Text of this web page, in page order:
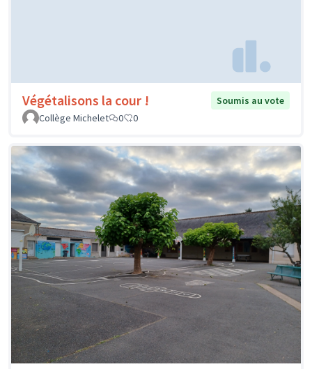
Végétalisons la cour !
Soumis au vote
Collège Michelet
0 0